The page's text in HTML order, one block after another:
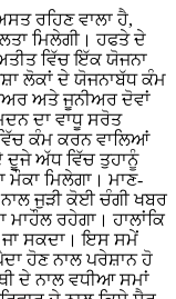
ਰਹਿਣ ਵਾਲਾ ਹੈ,
ਮਿਲੇਗੀ। ਹਫਤੇ ਦੇ
ਵਿੱਚ ਇੱਕ ਯੋਜਨਾ
ਲੋਕਾਂ ਦੇ ਯੋਜਨਾਬੱਧ ਕੰਮ
ਅਤੇ ਜੂਨੀਅਰ ਦੋਵਾਂ
ਦਾ ਵਾਧੂ ਸਰੋਤ
ਕੰਮ ਕਰਨ ਵਾਲਿਆਂ
ਅੱਧ ਵਿੱਚ ਤੁਹਾਨੂੰ
ਮੌਕਾ ਮਿਲੇਗਾ। ਮਾਣ-
ਜੁੜੀ ਕੋਈ ਚੰਗੀ ਖਬਰ
ਮਾਹੌਲ ਰਹੇਗਾ। ਹਾਲਾਂਕਿ
ਜਾ ਸਕਦਾ। ਇਸ ਸਮੇਂ
ਹੋਣ ਨਾਲ ਪਰੇਸ਼ਾਨ ਹੋ
ਦੇ ਨਾਲ ਵਧੀਆ ਸਮਾਂ